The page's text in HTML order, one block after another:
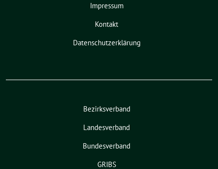
Impressum
Kontakt
Datenschutzerklärung
Bezirksverband
Landesverband
Bundesverband
GRIBS